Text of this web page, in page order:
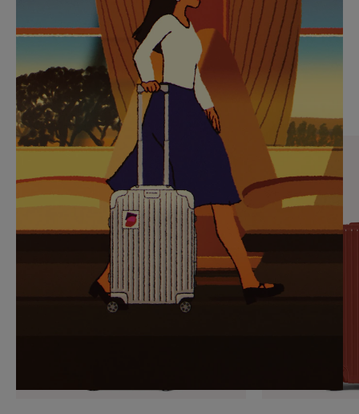
PLAYED,
PLEASE
PRESS
TO
PAUSE
IT
MUTED,
PLEASE
PRESS
TO
UNMUTE
IT
厳選されたギフトセレクション
あらゆる旅に寄り添う究極の
パートナーを見つけましょう